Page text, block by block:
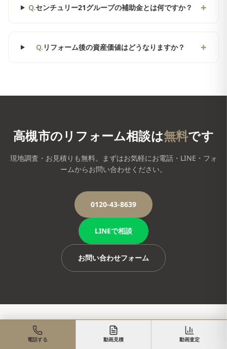
Q.センチュリー21グループの補助金とは何ですか？ +
Q. リフォーム後の資産価値はどうなりますか？ +
高槻市のリフォーム相談は無料です
現地調査・お見積りも無料。まずはお気軽にお電話・LINE・フォ
ームからお問い合わせください。
0120-43-8639
LINEで相談
お問い合わせフォーム
大阪府 の近隣エリアのリフォーム
電話する 動画見積 動画査定